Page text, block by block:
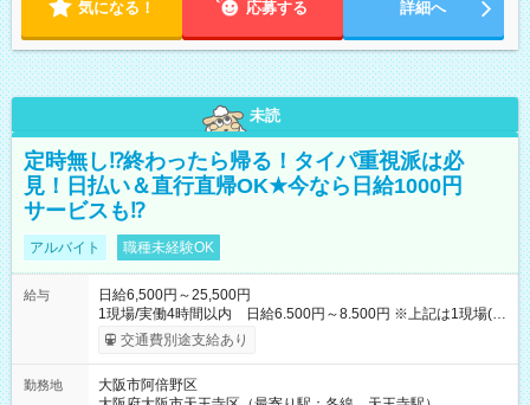
気になる！ 応募する 詳細へ
未読
定時無し⁉終わったら帰る！タイパ重視派は必
見！日払い＆直行直帰OK★今なら日給1000円
サービスも⁉
アルバイト 職種未経験OK
給与
日給6,500円～25,500円
1現場/実働4時間以内 日給6.500円～8.500円 ※上記は1現場(実
働4時間以内)あたりの給与です ※基本は1日あたり2現場(実働8
時間以内)をお任せします。その場合の支給額は日給1,3000円で
～」ですが、今なら初出勤をした人は採用祝いで【日給+1.000
交通費別途支給あり
勤務地
大阪市阿倍野区